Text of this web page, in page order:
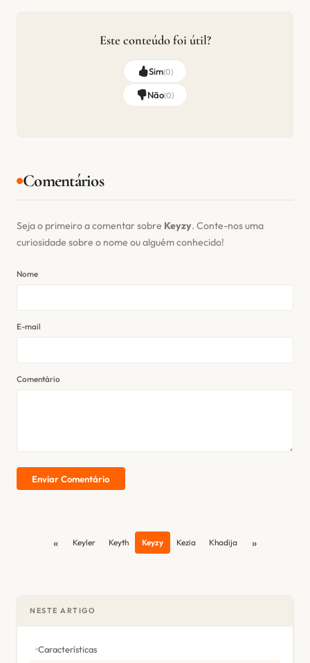
Este conteúdo foi útil?
Sim(0)
Não(0)
Comentários
Seja o primeiro a comentar sobre Keyzy. Conte-nos uma
curiosidade sobre o nome ou alguém conhecido!
Nome
E-mail
Comentário
Enviar Comentário
« Keyler Keyth Keyzy Kezia Khadija »
NESTE ARTIGO
Características